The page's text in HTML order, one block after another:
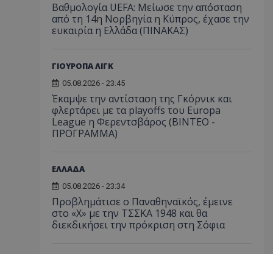
Βαθμολογία UEFA: Μείωσε την απόσταση
από τη 14η Νορβηγία η Κύπρος, έχασε την
ευκαιρία η Ελλάδα (ΠΙΝΑΚΑΣ)
ΓΙΟΥΡΟΠΑ ΛΙΓΚ
05.08.2026 - 23:45
Έκαμψε την αντίσταση της Γκόρνικ και
φλερτάρει με τα playoffs του Europa
League η Φερεντσβάρος (ΒΙΝΤΕΟ -
ΠΡΟΓΡΑΜΜΑ)
ΕΛΛΑΔΑ
05.08.2026 - 23:34
Προβλημάτισε ο Παναθηναϊκός, έμεινε
στο «Χ» με την ΤΣΣΚΑ 1948 και θα
διεκδικήσει την πρόκριση στη Σόφια